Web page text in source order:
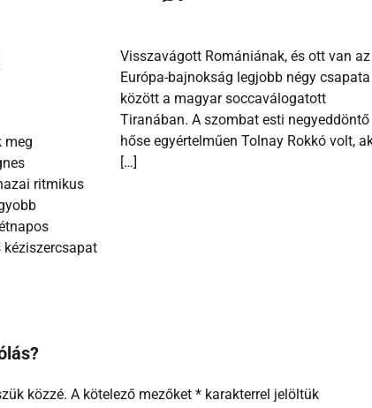
meg
ritmikus
kéziszercsapat
Visszavágott Romániának, és ott van az
Európa-bajnokság legjobb négy csapata
között a magyar soccaválogatott
Tiranában. A szombat esti negyeddöntő
hőse egyértelműen Tolnay Rokkó volt,
[…]
közzé. A kötelező mezőket * karakterrel jelöltük